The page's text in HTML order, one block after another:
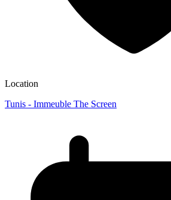
Location
Tunis - Immeuble The Screen